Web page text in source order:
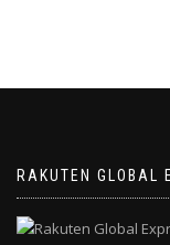
RAKUTEN GLOBAL